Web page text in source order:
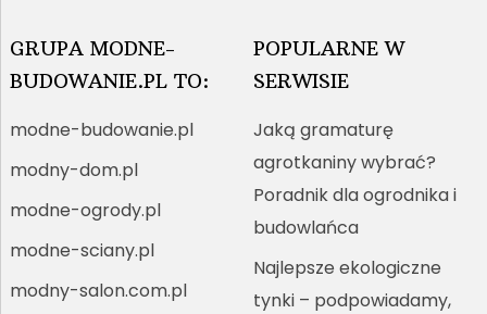
GRUPA MODNE-
BUDOWANIE.PL TO:
modne-budowanie.pl
modny-dom.pl
modne-ogrody.pl
modne-sciany.pl
modny-salon.com.pl
POPULARNE W
SERWISIE
Jaką gramaturę
agrotkaniny wybrać?
Poradnik dla ogrodnika i
budowlańca
Najlepsze ekologiczne
tynki – podpowiadamy,